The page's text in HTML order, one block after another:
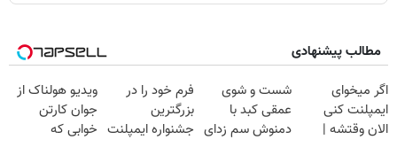
مطالب پیشنهادی
اگر میخوای
ایمپلنت کنی
الان وقتشه |
شست و شوی
عمقی کبد با
دمنوش سم زدای
فرم خود را در
بزرگترین
جشنواره ایمپلنت
ویدیو هولناک از
جوان کارتن
خوابی که